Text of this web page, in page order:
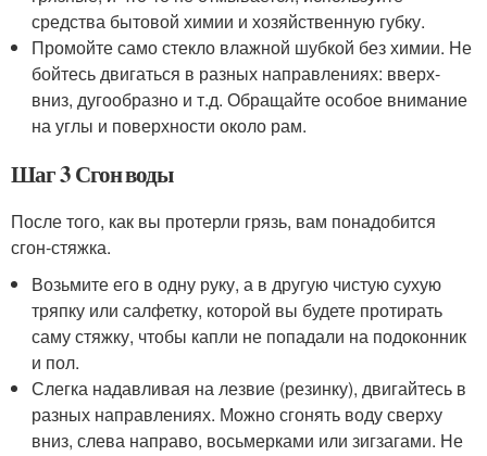
средства бытовой химии и хозяйственную губку.
Промойте само стекло влажной шубкой без химии. Не
бойтесь двигаться в разных направлениях: вверх-
вниз, дугообразно и т.д. Обращайте особое внимание
на углы и поверхности около рам.
Шаг 3 Сгон воды
После того, как вы протерли грязь, вам понадобится
сгон-стяжка.
Возьмите его в одну руку, а в другую чистую сухую
тряпку или салфетку, которой вы будете протирать
саму стяжку, чтобы капли не попадали на подоконник
и пол.
Слегка надавливая на лезвие (резинку), двигайтесь в
разных направлениях. Можно сгонять воду сверху
вниз, слева направо, восьмерками или зигзагами. Не